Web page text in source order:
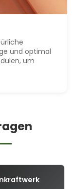
und optimal
um